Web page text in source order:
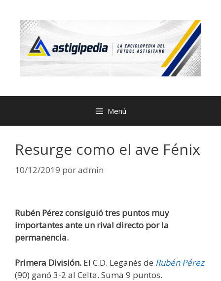
Menú
Resurge como el ave Fénix
10/12/2019 poradmin
Rubén Pérez consiguió tres puntos muy
importantes ante un rival directo por la
permanencia.
Primera División. El C.D. Leganés de Rubén Pérez
(90) ganó 3-2 al Celta. Suma 9 puntos.